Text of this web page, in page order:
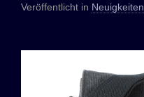
Veröffentlicht in Neuigkeiten